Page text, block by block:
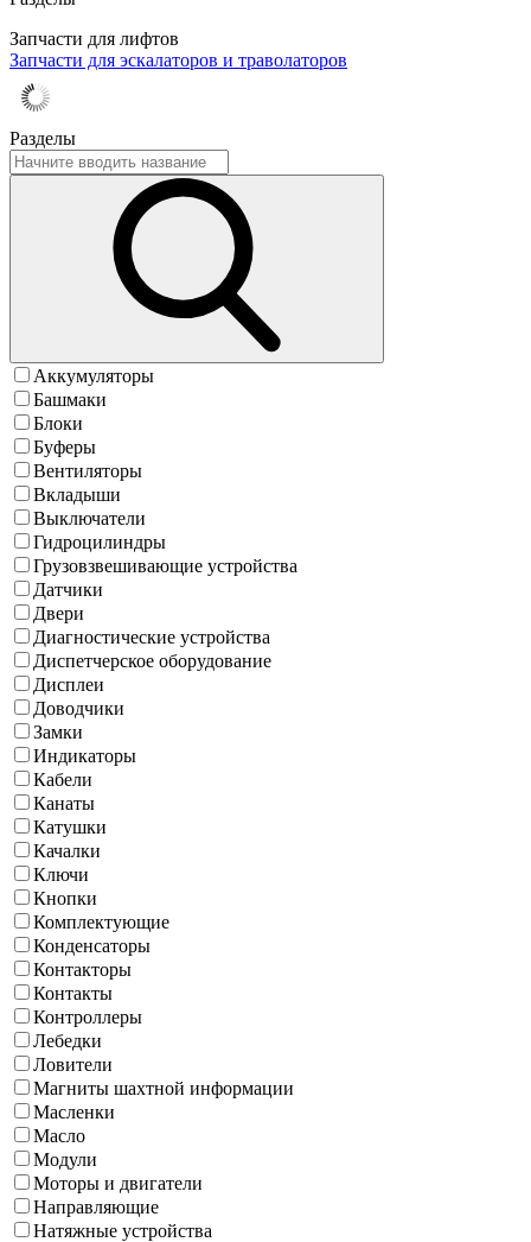
Запчасти для лифтов
Запчасти для эскалаторов и траволаторов
Разделы
Аккумуляторы
Башмаки
Блоки
Буферы
Вентиляторы
Вкладыши
Выключатели
Гидроцилиндры
Грузовзвешивающие устройства
Датчики
Двери
Диагностические устройства
Диспетчерское оборудование
Дисплеи
Доводчики
Замки
Индикаторы
Кабели
Канаты
Катушки
Качалки
Ключи
Кнопки
Комплектующие
Конденсаторы
Контакторы
Контакты
Контроллеры
Лебедки
Ловители
Магниты шахтной информации
Масленки
Масло
Модули
Моторы и двигатели
Направляющие
Натяжные устройства